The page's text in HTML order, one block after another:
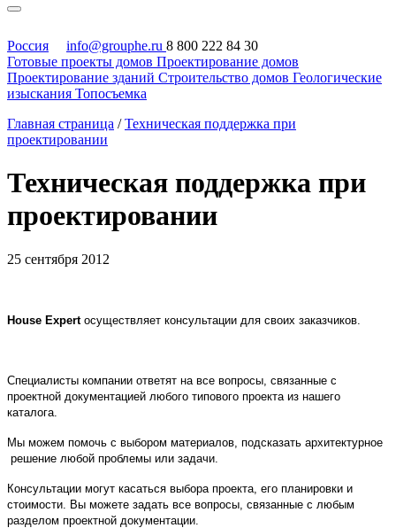
Россия info@grouphe.ru 8 800 222 84 30
Готовые проекты домов Проектирование домов
Проектирование зданий Строительство домов Геологические
изыскания Топосъемка
Главная страница / Техническая поддержка при
проектировании
Техническая поддержка при
проектировании
25 сентября 2012
House Expert осуществляет консультации для своих заказчиков.
Специалисты компании ответят на все вопросы, связанные с
проектной документацией любого типового проекта из нашего
каталога.
Мы можем помочь с выбором материалов, подсказать архитектурное
решение любой проблемы или задачи.
Консультации могут касаться выбора проекта, его планировки и
стоимости. Вы можете задать все вопросы, связанные с любым
разделом проектной документации.